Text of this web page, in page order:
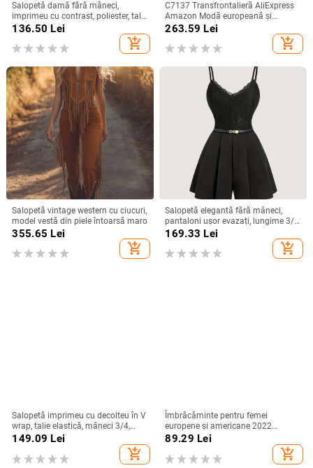
Salopetă damă fără mâneci,
imprimeu cu contrast, poliester, talie
lejeră, pantaloni cropți drepți,
136.50 Lei
add_shopping_cart
C7137 Transfrontalieră AliExpress
Amazon Modă europeană și
americană pentru femei, slim-fit,
plasă, stras, pantaloni cu mânecă
lungă
263.59 Lei
add_shopping_cart
Salopetă vintage western cu ciucuri,
model vestă din piele întoarsă maro
355.65 Lei
add_shopping_cart
Salopetă elegantă fără mâneci,
pantaloni ușor evazați, lungime 3/4,
poliester 95%+, Primăvara 2025
169.33 Lei
add_shopping_cart
Salopetă imprimeu cu decolteu în V
wrap, talie elastică, mâneci 3/4,
poliester
149.09 Lei
add_shopping_cart
Îmbrăcăminte pentru femei
europene și americane 2022
primăvara și vara nouă, fără
mâneci, cu spate larg, salopetă
scurtă, cămașă versatilă, slim, cu
89.29 Lei
add_shopping_cart